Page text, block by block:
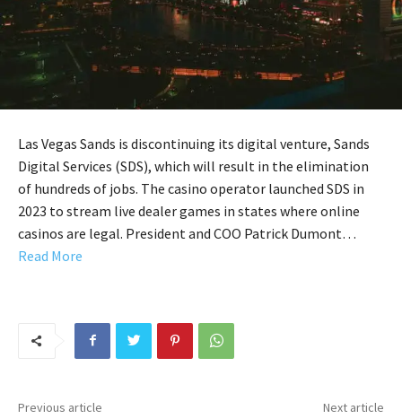
Las Vegas Sands is discontinuing its digital venture, Sands
Digital Services (SDS), which will result in the elimination
of hundreds of jobs. The casino operator launched SDS in
2023 to stream live dealer games in states where online
casinos are legal. President and COO Patrick Dumont…
Read More
Previous article Next article